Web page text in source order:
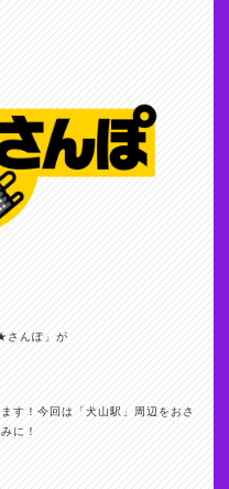
さんぽ」が
す！今回は「犬山駅」周辺をおさ
に！